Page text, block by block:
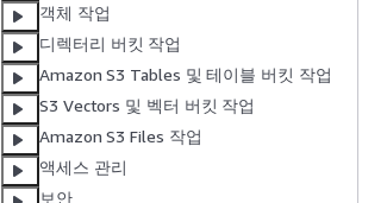
객체 작업
디렉터리 버킷 작업
Amazon S3 Tables 및 테이블 버킷 작업
S3 Vectors 및 벡터 버킷 작업
Amazon S3 Files 작업
액세스 관리
보안